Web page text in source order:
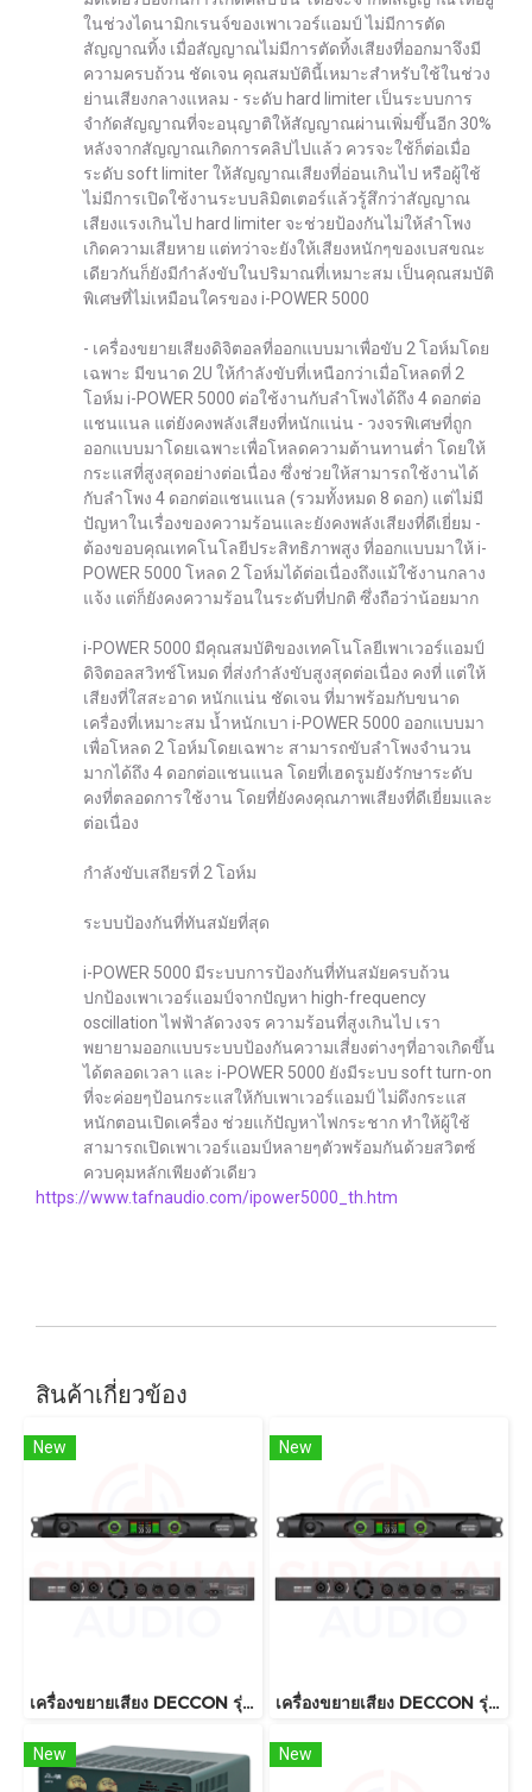
ในช่วงไดนามิกเรนจ์ของเพาเวอร์แอมป์ ไม่มีการตัด
สัญญาณทิ้ง เมื่อสัญญาณไม่มีการตัดทิ้งเสียงที่ออกมาจึงมี
ความครบถ้วน ชัดเจน คุณสมบัตินี้เหมาะสำหรับใช้ในช่วง
ย่านเสียงกลางแหลม - ระดับ hard limiter เป็นระบบการ
จำกัดสัญญาณที่จะอนุญาติให้สัญญาณผ่านเพิ่มขึ้นอีก 30%
หลังจากสัญญาณเกิดการคลิปไปแล้ว ควรจะใช้ก็ต่อเมื่อ
ระดับ soft limiter ให้สัญญาณเสียงที่อ่อนเกินไป หรือผู้ใช้
ไม่มีการเปิดใช้งานระบบลิมิตเตอร์แล้วรู้สึกว่าสัญญาณ
เสียงแรงเกินไป hard limiter จะช่วยป้องกันไม่ให้ลำโพง
เกิดความเสียหาย แต่ทว่าจะยังให้เสียงหนักๆของเบสขณะ
เดียวกันก็ยังมีกำลังขับในปริมาณที่เหมาะสม เป็นคุณสมบัติ
พิเศษที่ไม่เหมือนใครของ i-POWER 5000
- เครื่องขยายเสียงดิจิตอลที่ออกแบบมาเพื่อขับ 2 โอห์มโดย
เฉพาะ มีขนาด 2U ให้กำลังขับที่เหนือกว่าเมื่อโหลดที่ 2
โอห์ม i-POWER 5000 ต่อใช้งานกับลำโพงได้ถึง 4 ดอกต่อ
แชนแนล แต่ยังคงพลังเสียงที่หนักแน่น - วงจรพิเศษที่ถูก
ออกแบบมาโดยเฉพาะเพื่อโหลดความต้านทานต่ำ โดยให้
กระแสที่สูงสุดอย่างต่อเนื่อง ซึ่งช่วยให้สามารถใช้งานได้
กับลำโพง 4 ดอกต่อแชนแนล (รวมทั้งหมด 8 ดอก) แต่ไม่มี
ปัญหาในเรื่องของความร้อนและยังคงพลังเสียงที่ดีเยี่ยม -
ต้องขอบคุณเทคโนโลยีประสิทธิภาพสูง ที่ออกแบบมาให้ i-
POWER 5000 โหลด 2 โอห์มได้ต่อเนื่องถึงแม้ใช้งานกลาง
แจ้ง แต่ก็ยังคงความร้อนในระดับที่ปกติ ซึ่งถือว่าน้อยมาก
i-POWER 5000 มีคุณสมบัติของเทคโนโลยีเพาเวอร์แอมป์
ดิจิตอลสวิทช์โหมด ที่ส่งกำลังขับสูงสุดต่อเนื่อง คงที่ แต่ให้
เสียงที่ใสสะอาด หนักแน่น ชัดเจน ที่มาพร้อมกับขนาด
เครื่องที่เหมาะสม น้ำหนักเบา i-POWER 5000 ออกแบบมา
เพื่อโหลด 2 โอห์มโดยเฉพาะ สามารถขับลำโพงจำนวน
มากได้ถึง 4 ดอกต่อแชนแนล โดยที่เฮดรูมยังรักษาระดับ
คงที่ตลอดการใช้งาน โดยที่ยังคงคุณภาพเสียงที่ดีเยี่ยมและ
ต่อเนื่อง
กำลังขับเสถียรที่ 2 โอห์ม
ระบบป้องกันที่ทันสมัยที่สุด
i-POWER 5000 มีระบบการป้องกันที่ทันสมัยครบถ้วน
ปกป้องเพาเวอร์แอมป์จากปัญหา high-frequency
oscillation ไฟฟ้าลัดวงจร ความร้อนที่สูงเกินไป เรา
พยายามออกแบบระบบป้องกันความเสี่ยงต่างๆที่อาจเกิดขึ้น
ได้ตลอดเวลา และ i-POWER 5000 ยังมีระบบ soft turn-on
ที่จะค่อยๆป้อนกระแสให้กับเพาเวอร์แอมป์ ไม่ดึงกระแส
หนักตอนเปิดเครื่อง ช่วยแก้ปัญหาไฟกระชาก ทำให้ผู้ใช้
สามารถเปิดเพาเวอร์แอมป์หลายๆตัวพร้อมกันด้วยสวิตซ์
ควบคุมหลักเพียงตัวเดียว
https://www.tafnaudio.com/ipower5000_th.htm
สินค้าเกี่ยวข้อง
New
เครื่องขยายเสียง DECCON รุ่น MD300
New
เครื่องขยายเสียง DECCON รุ่น MD200
New New